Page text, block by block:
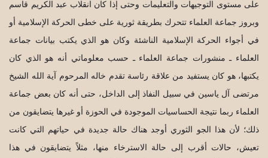
على مستوى التوجيهات والتعليمات وحتى إذا كان انقلاب عبد الكريم قاسم
وبروز جماعة العلماء تتحرك بطريقة ثورية على خطى الحركة الإسلامية أو
في أجواء الحركة الإسلامية الناشئة وكان هو الذي يكتب بيانات جماعة
العلماء ـ منشورات جماعة العلماء ـ حسب معلوماتي أنه هو الذي كان
يكتبها، هو كان يستفيد من علاقة رئاسة تقدم خاله المرحوم آية الله الشيخ
مرتضى آل ياسين في سبيل النفاذ إلى الداخل، حتى أنه كان بعض جماعة
العلماء ربما نتيجة الحساسيات الموجودة في الحوزة أو غيرها يتضايقون من
ذلك؛ لأن هذا الجو الثوري أوجد هناك حالة جديدة في حياتهم التي كانت
تعيش، حالات أقرب إلى حالة الاسترخاء منها، مثلاً يتضايقون في هذا